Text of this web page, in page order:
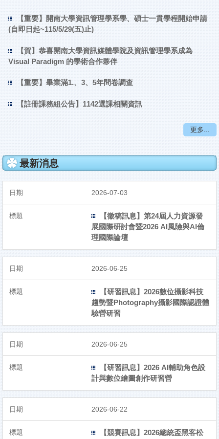
【重要】開南大學資訊管理學系學、碩士一貫學程開始申請
(自即日起~115/5/29(五)止)
【賀】恭喜開南大學資訊媒體學院及資訊管理學系成為
Visual Paradigm 的學術合作夥伴
【重要】畢業滿1.、3、5年問卷調查
【註冊課務組公告】1142選課相關資訊
更多...
最新消息
2026-07-03
【徵稿訊息】第24屆人力資源發
展國際研討會暨2026 AI風險與AI倫
理國際論壇
2026-06-25
【研習訊息】2026數位攝影科技
趨勢暨Photography攝影國際認證體
驗營研習
2026-06-25
【研習訊息】2026 AI輔助角色設
計與數位繪圖創作研習營
2026-06-22
【競賽訊息】2026總統盃黑客松